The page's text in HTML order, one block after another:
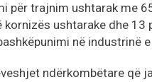
për trajnim ushtarak me
ushtarake dhe 13
në industrinë
ndërkombëtare që